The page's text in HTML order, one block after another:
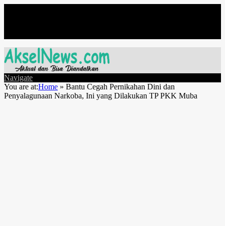
Navigate
You are at:Home » Bantu Cegah Pernikahan Dini dan
Penyalagunaan Narkoba, Ini yang Dilakukan TP PKK Muba